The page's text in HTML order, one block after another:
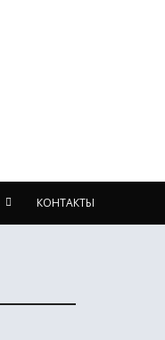
КОНТАКТЫ